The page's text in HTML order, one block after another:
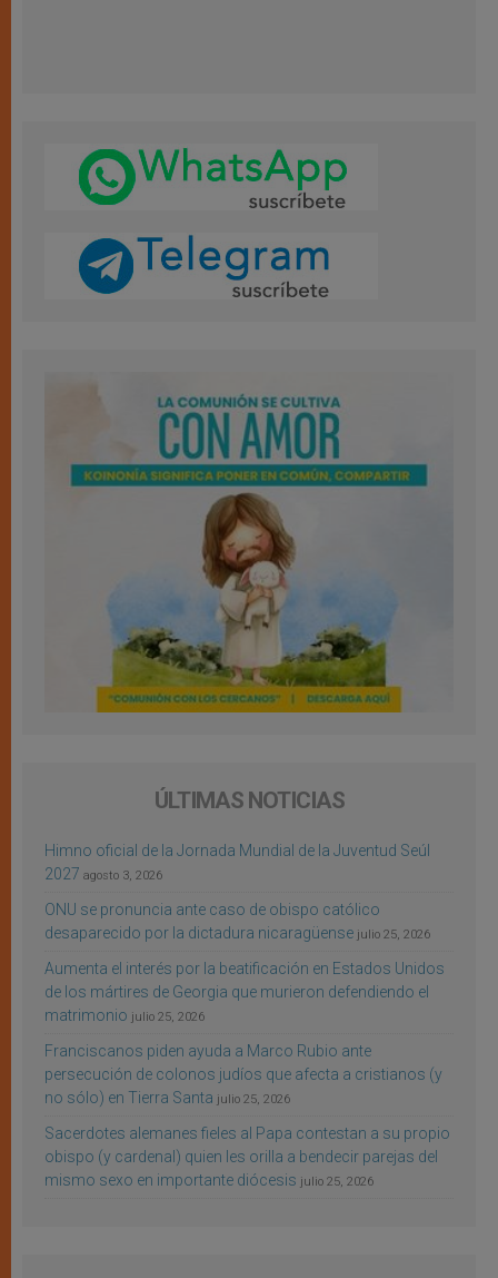
ÚLTIMAS NOTICIAS
Himno oficial de la Jornada Mundial de la Juventud Seúl
2027 agosto 3, 2026
ONU se pronuncia ante caso de obispo católico
desaparecido por la dictadura nicaragüense julio 25, 2026
Aumenta el interés por la beatificación en Estados Unidos
de los mártires de Georgia que murieron defendiendo el
matrimonio julio 25, 2026
Franciscanos piden ayuda a Marco Rubio ante
persecución de colonos judíos que afecta a cristianos (y
no sólo) en Tierra Santa julio 25, 2026
Sacerdotes alemanes fieles al Papa contestan a su propio
obispo (y cardenal) quien les orilla a bendecir parejas del
mismo sexo en importante diócesis julio 25, 2026